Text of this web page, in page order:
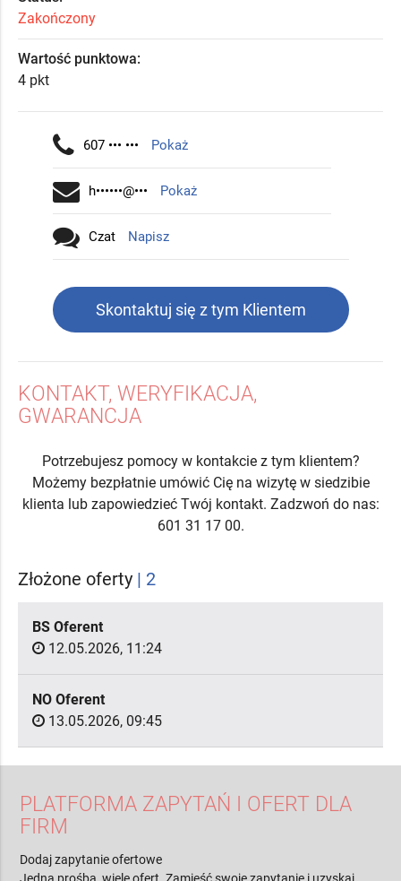
Zakończony
Wartość punktowa:
4 pkt
607 ••• ••• Pokaż
h••••••@••• Pokaż
Czat Napisz
Skontaktuj się z tym Klientem
KONTAKT, WERYFIKACJA,
GWARANCJA
Potrzebujesz pomocy w kontakcie z tym klientem?
Możemy bezpłatnie umówić Cię na wizytę w siedzibie
klienta lub zapowiedzieć Twój kontakt. Zadzwoń do nas:
601 31 17 00.
Złożone oferty | 2
BS Oferent
12.05.2026, 11:24
NO Oferent
13.05.2026, 09:45
PLATFORMA ZAPYTAŃ I OFERT DLA
FIRM
Dodaj zapytanie ofertowe